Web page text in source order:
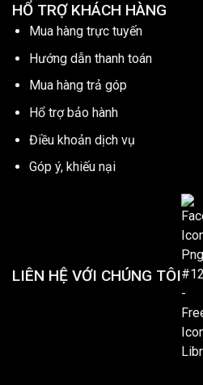
HỔ TRỢ KHÁCH HÀNG
Mua hàng trực tuyến
Hướng dẫn thanh toán
Mua hàng trả góp
Hổ trợ bảo hành
Điều khoản dịch vụ
Góp ý, khiếu nại
LIÊN HỆ VỚI CHÚNG TÔI